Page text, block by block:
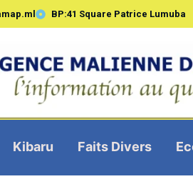
BP:41 Square Patrice Lumuba
Kibaru Faits Divers